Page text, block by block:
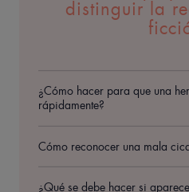
distinguir la
¿Cómo hacer para que una
rápidamente?
Cómo reconocer una mala
¿Qué se debe hacer si